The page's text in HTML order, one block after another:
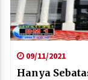
09/11/2021
Hanya